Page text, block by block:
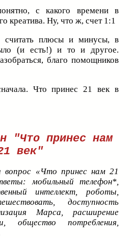
с какого времени в
креатива. Ну, что ж, счет 1:1
плюсы и минусы, в
(и есть!) и то и другое.
благо помощников
Что принес 21 век в
"Что принес нам
век"
вопрос «Что принес нам 21
мобильный телефон*,
интеллект, роботы,
доступность
Марса, расширение
общество потребления,